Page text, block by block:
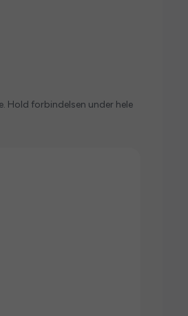
Hold forbindelsen under hele